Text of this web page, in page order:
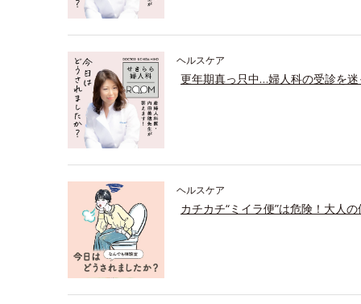
ヘルスケア
更年期真っ只中…婦人科の受診を
ヘルスケア
カチカチ“ミイラ便”は危険！大人